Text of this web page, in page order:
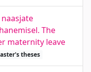
The
maternity leave
theses